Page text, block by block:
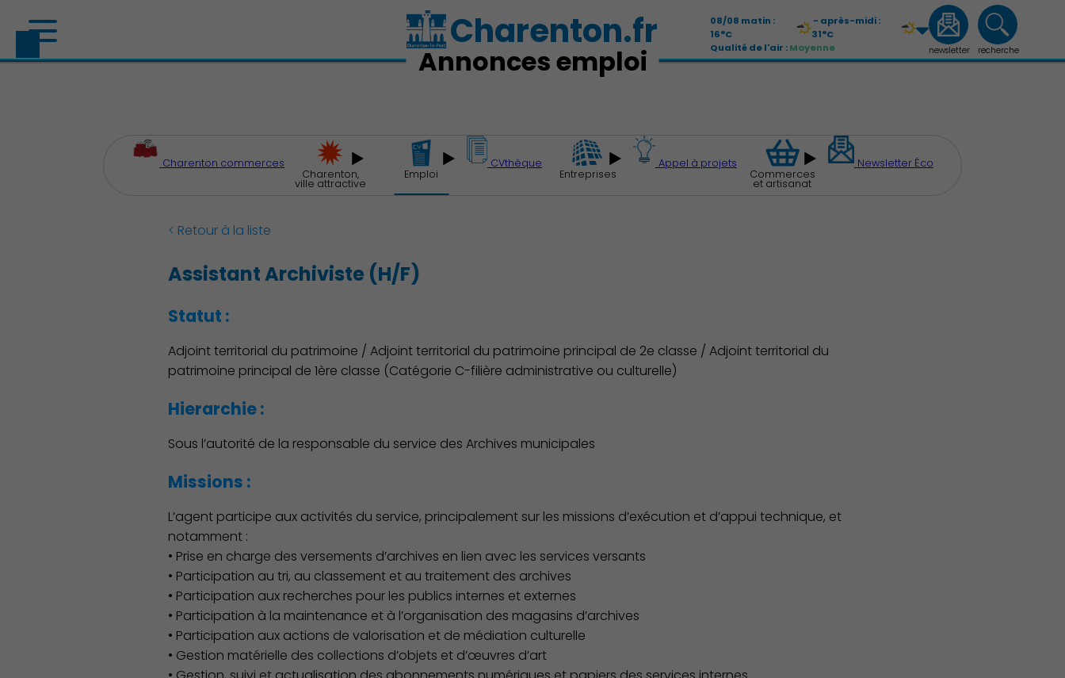
Découvrir Charenton Action Sociale Solidarité
Charenton.fr
08/08 matin :
16°C
- après-midi :
31°C
Qualité de l'air :Moyenne
newsletter recherche
Annonces emploi
Charenton commerces
Charenton,
ville attractive
Emploi
CVthèque
Entreprises
Appel à projets
Commerces
et artisanat
Newsletter Éco
< Retour à la liste
Assistant Archiviste (H/F)
Statut :
Adjoint territorial du patrimoine / Adjoint territorial du patrimoine principal de 2e classe / Adjoint territorial du
patrimoine principal de 1ère classe (Catégorie C-filière administrative ou culturelle)
Hierarchie :
Sous l’autorité de la responsable du service des Archives municipales
Missions :
L’agent participe aux activités du service, principalement sur les missions d’exécution et d’appui technique, et
notamment :
• Prise en charge des versements d’archives en lien avec les services versants
• Participation au tri, au classement et au traitement des archives
• Participation aux recherches pour les publics internes et externes
• Participation à la maintenance et à l’organisation des magasins d’archives
• Participation aux actions de valorisation et de médiation culturelle
• Gestion matérielle des collections d’objets et d’œuvres d’art